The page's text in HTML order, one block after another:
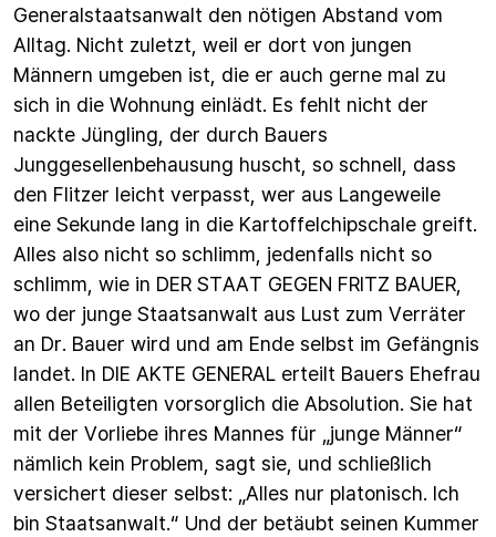
Generalstaatsanwalt den nötigen Abstand vom
Alltag. Nicht zuletzt, weil er dort von jungen
Männern umgeben ist, die er auch gerne mal zu
sich in die Wohnung einlädt. Es fehlt nicht der
nackte Jüngling, der durch Bauers
Junggesellenbehausung huscht, so schnell, dass
den Flitzer leicht verpasst, wer aus Langeweile
eine Sekunde lang in die Kartoffelchipschale greift.
Alles also nicht so schlimm, jedenfalls nicht so
schlimm, wie in DER STAAT GEGEN FRITZ BAUER,
wo der junge Staatsanwalt aus Lust zum Verräter
an Dr. Bauer wird und am Ende selbst im Gefängnis
landet. In DIE AKTE GENERAL erteilt Bauers Ehefrau
allen Beteiligten vorsorglich die Absolution. Sie hat
mit der Vorliebe ihres Mannes für „junge Männer“
nämlich kein Problem, sagt sie, und schließlich
versichert dieser selbst: „Alles nur platonisch. Ich
bin Staatsanwalt.“ Und der betäubt seinen Kummer